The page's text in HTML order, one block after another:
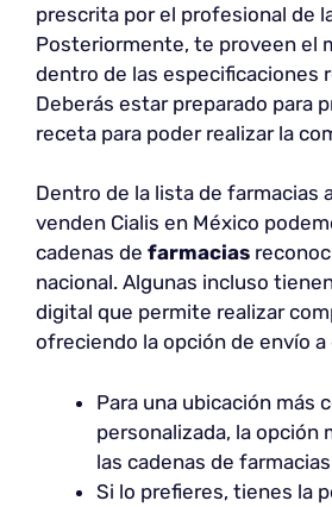
prescrita por el profesional de
Posteriormente, te proveen el
dentro de las especificaciones
Deberás estar preparado para
receta para poder realizar la
Dentro de la lista de farmacias
venden Cialis en México
cadenas de farmacias
nacional. Algunas incluso
digital que permite realizar
ofreciendo la opción de envío a
Para una ubicación más
personalizada, la opción
las cadenas de
Si lo prefieres, tienes la